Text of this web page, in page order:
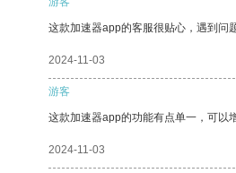
这款加速器app的客服很贴心，遇到问
2024-11-03
游客
这款加速器app的功能有点单一，可以
2024-11-03